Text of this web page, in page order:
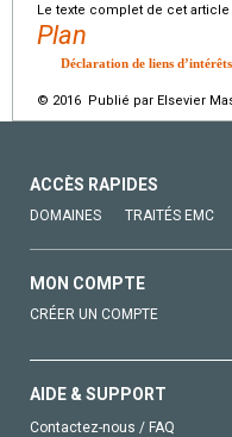
Le texte complet de cet
Plan
Déclaration de liens d’intérêts
© 2016 Publié par Elsevier
ACCÈS RAPIDES
DOMAINES TRAITÉS EMC
MON COMPTE
CRÉER UN COMPTE
AIDE & SUPPORT
Contactez-nous / FAQ